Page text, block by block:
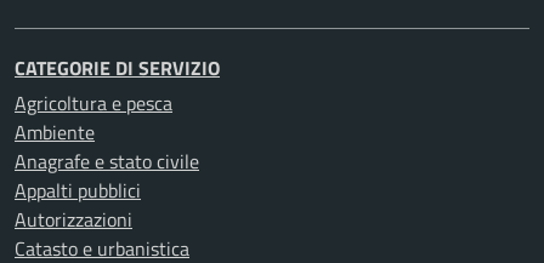
CATEGORIE DI SERVIZIO
Agricoltura e pesca
Ambiente
Anagrafe e stato civile
Appalti pubblici
Autorizzazioni
Catasto e urbanistica